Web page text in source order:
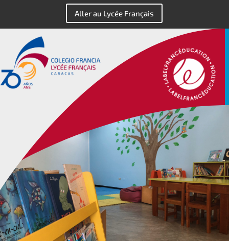
Aller au Lycée Français